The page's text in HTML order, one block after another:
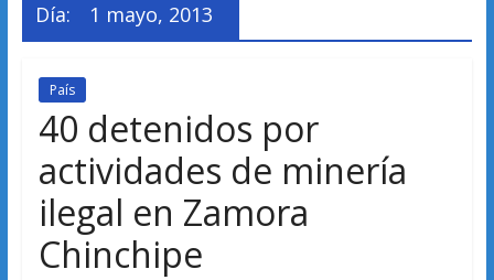
Día: 1 mayo, 2013
País
40 detenidos por
actividades de minería
ilegal en Zamora
Chinchipe